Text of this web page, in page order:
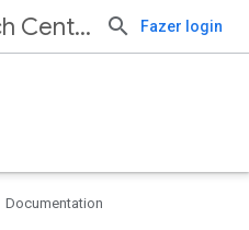
Central Fazer login
Documentation